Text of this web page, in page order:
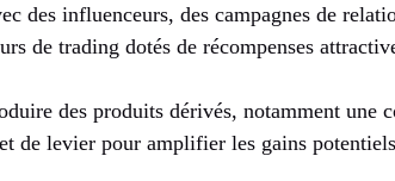
des influenceurs, des campagnes de
de trading dotés de récompenses
des produits dérivés, notamment une
de levier pour amplifier les gains